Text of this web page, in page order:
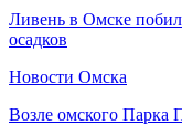
Ливень в Омске побил
осадков
Новости Омска
Возле омского Парка